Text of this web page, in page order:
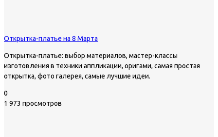
Открытка-платье на 8 Марта
Открытка-платье: выбор материалов, мастер-классы
изготовления в техники аппликации, оригами, самая простая
открытка, фото галерея, самые лучшие идеи.
0
1 973 просмотров